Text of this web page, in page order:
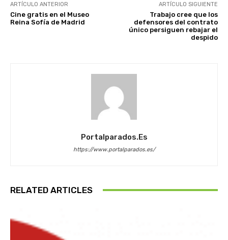
ARTÍCULO ANTERIOR
Cine gratis en el Museo
Reina Sofía de Madrid
ARTÍCULO SIGUIENTE
Trabajo cree que los
defensores del contrato
único persiguen rebajar el
despido
Portalparados.es
https://www.portalparados.es/
RELATED ARTICLES